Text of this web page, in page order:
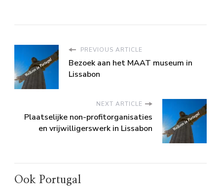
PREVIOUS ARTICLE
Bezoek aan het MAAT museum in
Lissabon
NEXT ARTICLE
Plaatselijke non-profitorganisaties
en vrijwilligerswerk in Lissabon
Ook Portugal